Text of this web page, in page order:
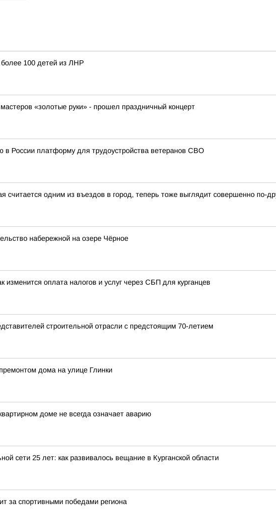
более 100 детей из ЛНР
«золотые руки» - прошел праздничный концерт
в России платформу для трудоустройства ветеранов СВО
считается одним из въездов в город, теперь тоже выглядит совершенно по-
набережной на озере Чёрное
изменится оплата налогов и услуг через СБП для курганцев
строительной отрасли с предстоящим 70-летием
дома на улице Глинки
доме не всегда означает аварию
сети 25 лет: как развивалось вещание в Курганской области
за спортивными победами региона